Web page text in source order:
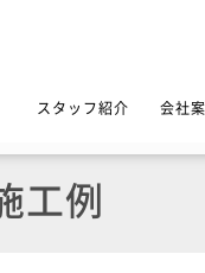
スタッフ紹介 会社
工例